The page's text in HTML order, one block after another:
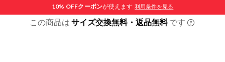
10% OFFクーポンが使えます 利用条件を見る
この商品は サイズ交換無料・返品無料です